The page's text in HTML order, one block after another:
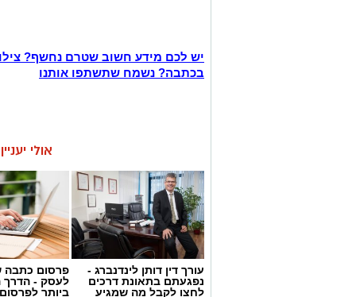
יש לכם מידע חשוב שטרם נחשף?
בכתבה? נשמח שתשתפו אותנו
אולי
עורך דין דותן לינדנברג -
נפגעתם בתאונת דרכים
לחצו לקבל מה שמגיע
פרסום כתבה
לעסק - הדרך
ביותר